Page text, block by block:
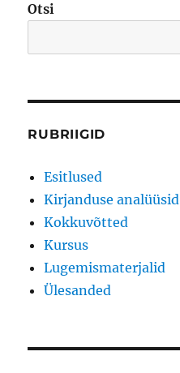
Otsi
RUBRIIGID
Esitlused
Kirjanduse analüüsid
Kokkuvõtted
Kursus
Lugemismaterjalid
Ülesanded